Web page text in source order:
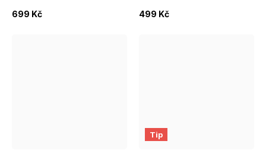
699 Kč
499 Kč
M/L EUR 40-42
Tip
S/M EUR 37-39